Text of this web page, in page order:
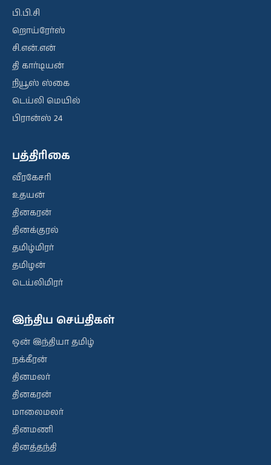
பி.பி.சி
றொய்ரேர்ஸ்
சி.என்.என்
தி கார்டியன்
நியூஸ் ஸ்கை
டெய்லி மெயில்
பிரான்ஸ் 24
பத்திரிகை
வீரகேசரி
உதயன்
தினகரன்
தினக்குரல்
தமிழ்மிரர்
தமிழன்
டெய்லிமிரர்
இந்திய செய்திகள்
ஒன் இந்தியா தமிழ்
நக்கீரன்
தினமலர்
தினகரன்
மாலைமலர்
தினமணி
தினத்தந்தி